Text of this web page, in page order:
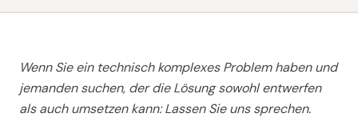
Wenn Sie ein technisch komplexes Problem haben und
jemanden suchen, der die Lösung sowohl entwerfen
als auch umsetzen kann: Lassen Sie uns sprechen.